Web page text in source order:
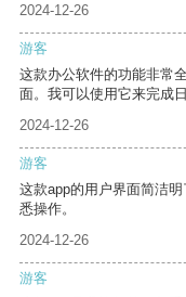
2024-12-26
游客
这款办公软件的功能非常
面。我可以使用它来完成
2024-12-26
游客
这款app的用户界面简洁
悉操作。
2024-12-26
游客